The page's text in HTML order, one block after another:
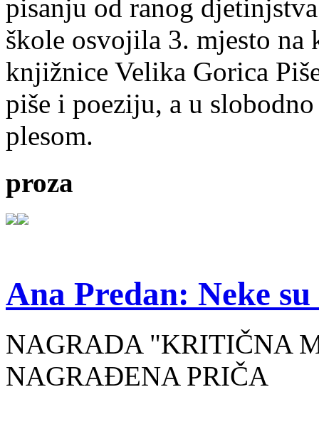
pisanju od ranog
škole osvojila 3. mjesto na
knjižnice Velika Gorica
piše i poeziju, a u
plesom.
proza
Ana Predan: Neke
NAGRADA "KRITIČNA
NAGRAĐENA PRIČA